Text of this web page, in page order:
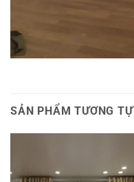
SẢN PHẨM TƯƠNG TỰ